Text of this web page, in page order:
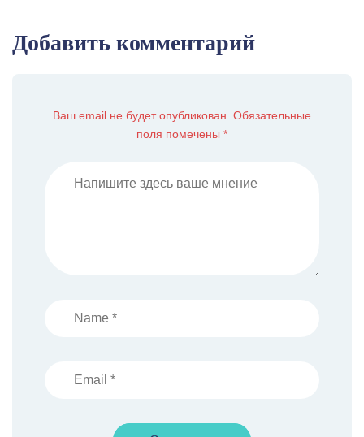
Добавить комментарий
Ваш email не будет опубликован. Обязательные
поля помечены *